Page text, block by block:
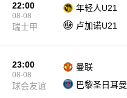
22:00
08-08
瑞士甲
年轻人U21
卢加诺U21
23:00
08-08
球会友谊
曼联
巴黎圣日耳曼